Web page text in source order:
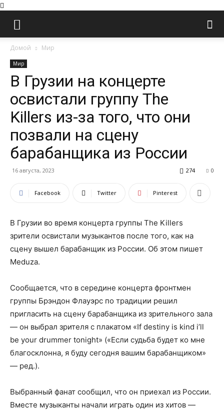
Домой Мир
Мир
В Грузии на концерте
освистали группу The
Killers из-за того, что они
позвали на сцену
барабанщика из России
16 августа, 2023 0
274
Facebook Twitter Pinterest
В Грузии во время концерта группы The Killers
зрители освистали музыкантов после того, как на
сцену вышел барабанщик из России. Об этом пишет
Meduza.
Сообщается, что в середине концерта фронтмен
группы Брэндон Флауэрс по традиции решил
пригласить на сцену барабанщика из зрительного зала
— он выбрал зрителя с плакатом «If destiny is kind iʼll
be your drummer tonight» («Если судьба будет ко мне
благосклонна, я буду сегодня вашим барабанщиком»
— ред.).
Выбранный фанат сообщил, что он приехал из России.
Вместе музыканты начали играть один из хитов —